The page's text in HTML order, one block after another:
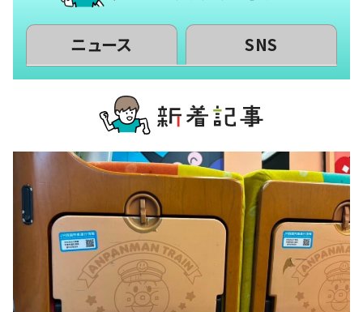
ニュース SNS